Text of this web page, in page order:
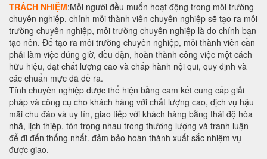
TRÁCH NHIỆM:Mỗi người đều muốn hoạt động trong môi trường
chuyên nghiệp, chính mỗi thành viên chuyên nghiệp sẽ tạo ra môi
trường chuyên nghiệp, môi trường chuyên nghiệp là do chính bạn
tạo nên. Để tạo ra môi trường chuyên nghiệp, mỗi thành viên cần
phải làm việc đúng giờ, đều đặn, hoàn thành công việc một cách
hữu hiệu, đạt chất lượng cao và chấp hành nội qui, quy định và
các chuẩn mực đã đề ra.
Tính chuyên nghiệp được thể hiện bằng cam kết cung cấp giải
pháp và công cụ cho khách hàng với chất lượng cao, dịch vụ hậu
mãi chu đáo và uy tín, giao tiếp với khách hàng bằng thái độ hòa
nhã, lịch thiệp, tôn trọng nhau trong thương lượng và tranh luận
để đi đến thống nhất. đảm bảo hoàn thành xuất sắc nhiệm vụ
được giao.